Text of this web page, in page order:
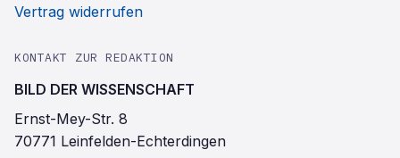
Vertrag widerrufen
KONTAKT ZUR REDAKTION
BILD DER WISSENSCHAFT
Ernst-Mey-Str. 8
70771 Leinfelden-Echterdingen